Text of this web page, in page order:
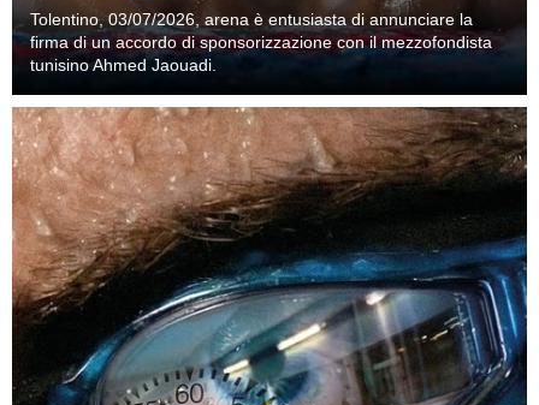
Tolentino, 03/07/2026, arena è entusiasta di annunciare la
firma di un accordo di sponsorizzazione con il mezzofondista
tunisino Ahmed Jaouadi.